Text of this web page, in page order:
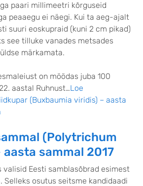
paari millimeetri kõrguseid
peaaegu ei näegi. Kui ta aeg-ajalt
suuri eoskupraid (kuni 2 cm pikad)
see tilluke vanades metsades
märkamata.
on möödas juba 100
aastal Ruhnust…Loe
(Buxbaumia viridis) – aasta
(Polytrichum
sammal 2017
valisid Eesti samblasõbrad esimest
Selleks osutus seitsme kandidaadi